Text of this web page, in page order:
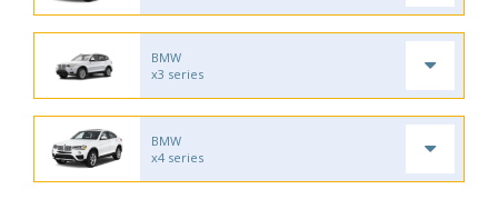
BMW
x3 series
BMW
x4 series